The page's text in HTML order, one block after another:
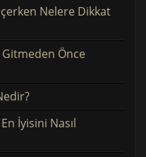
Nelere Dikkat
Önce
İyisini Nasıl